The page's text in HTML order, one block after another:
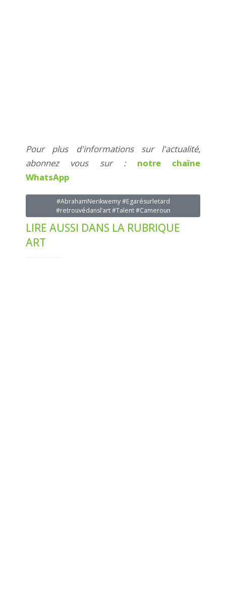
Pour plus d'informations sur l'actualité,
abonnez vous sur : notre chaîne
WhatsApp
#AbrahamNerikwemy #Egarésurletard
#retrouvédansl’art #Talent #Cameroun
LIRE AUSSI DANS LA RUBRIQUE
ART